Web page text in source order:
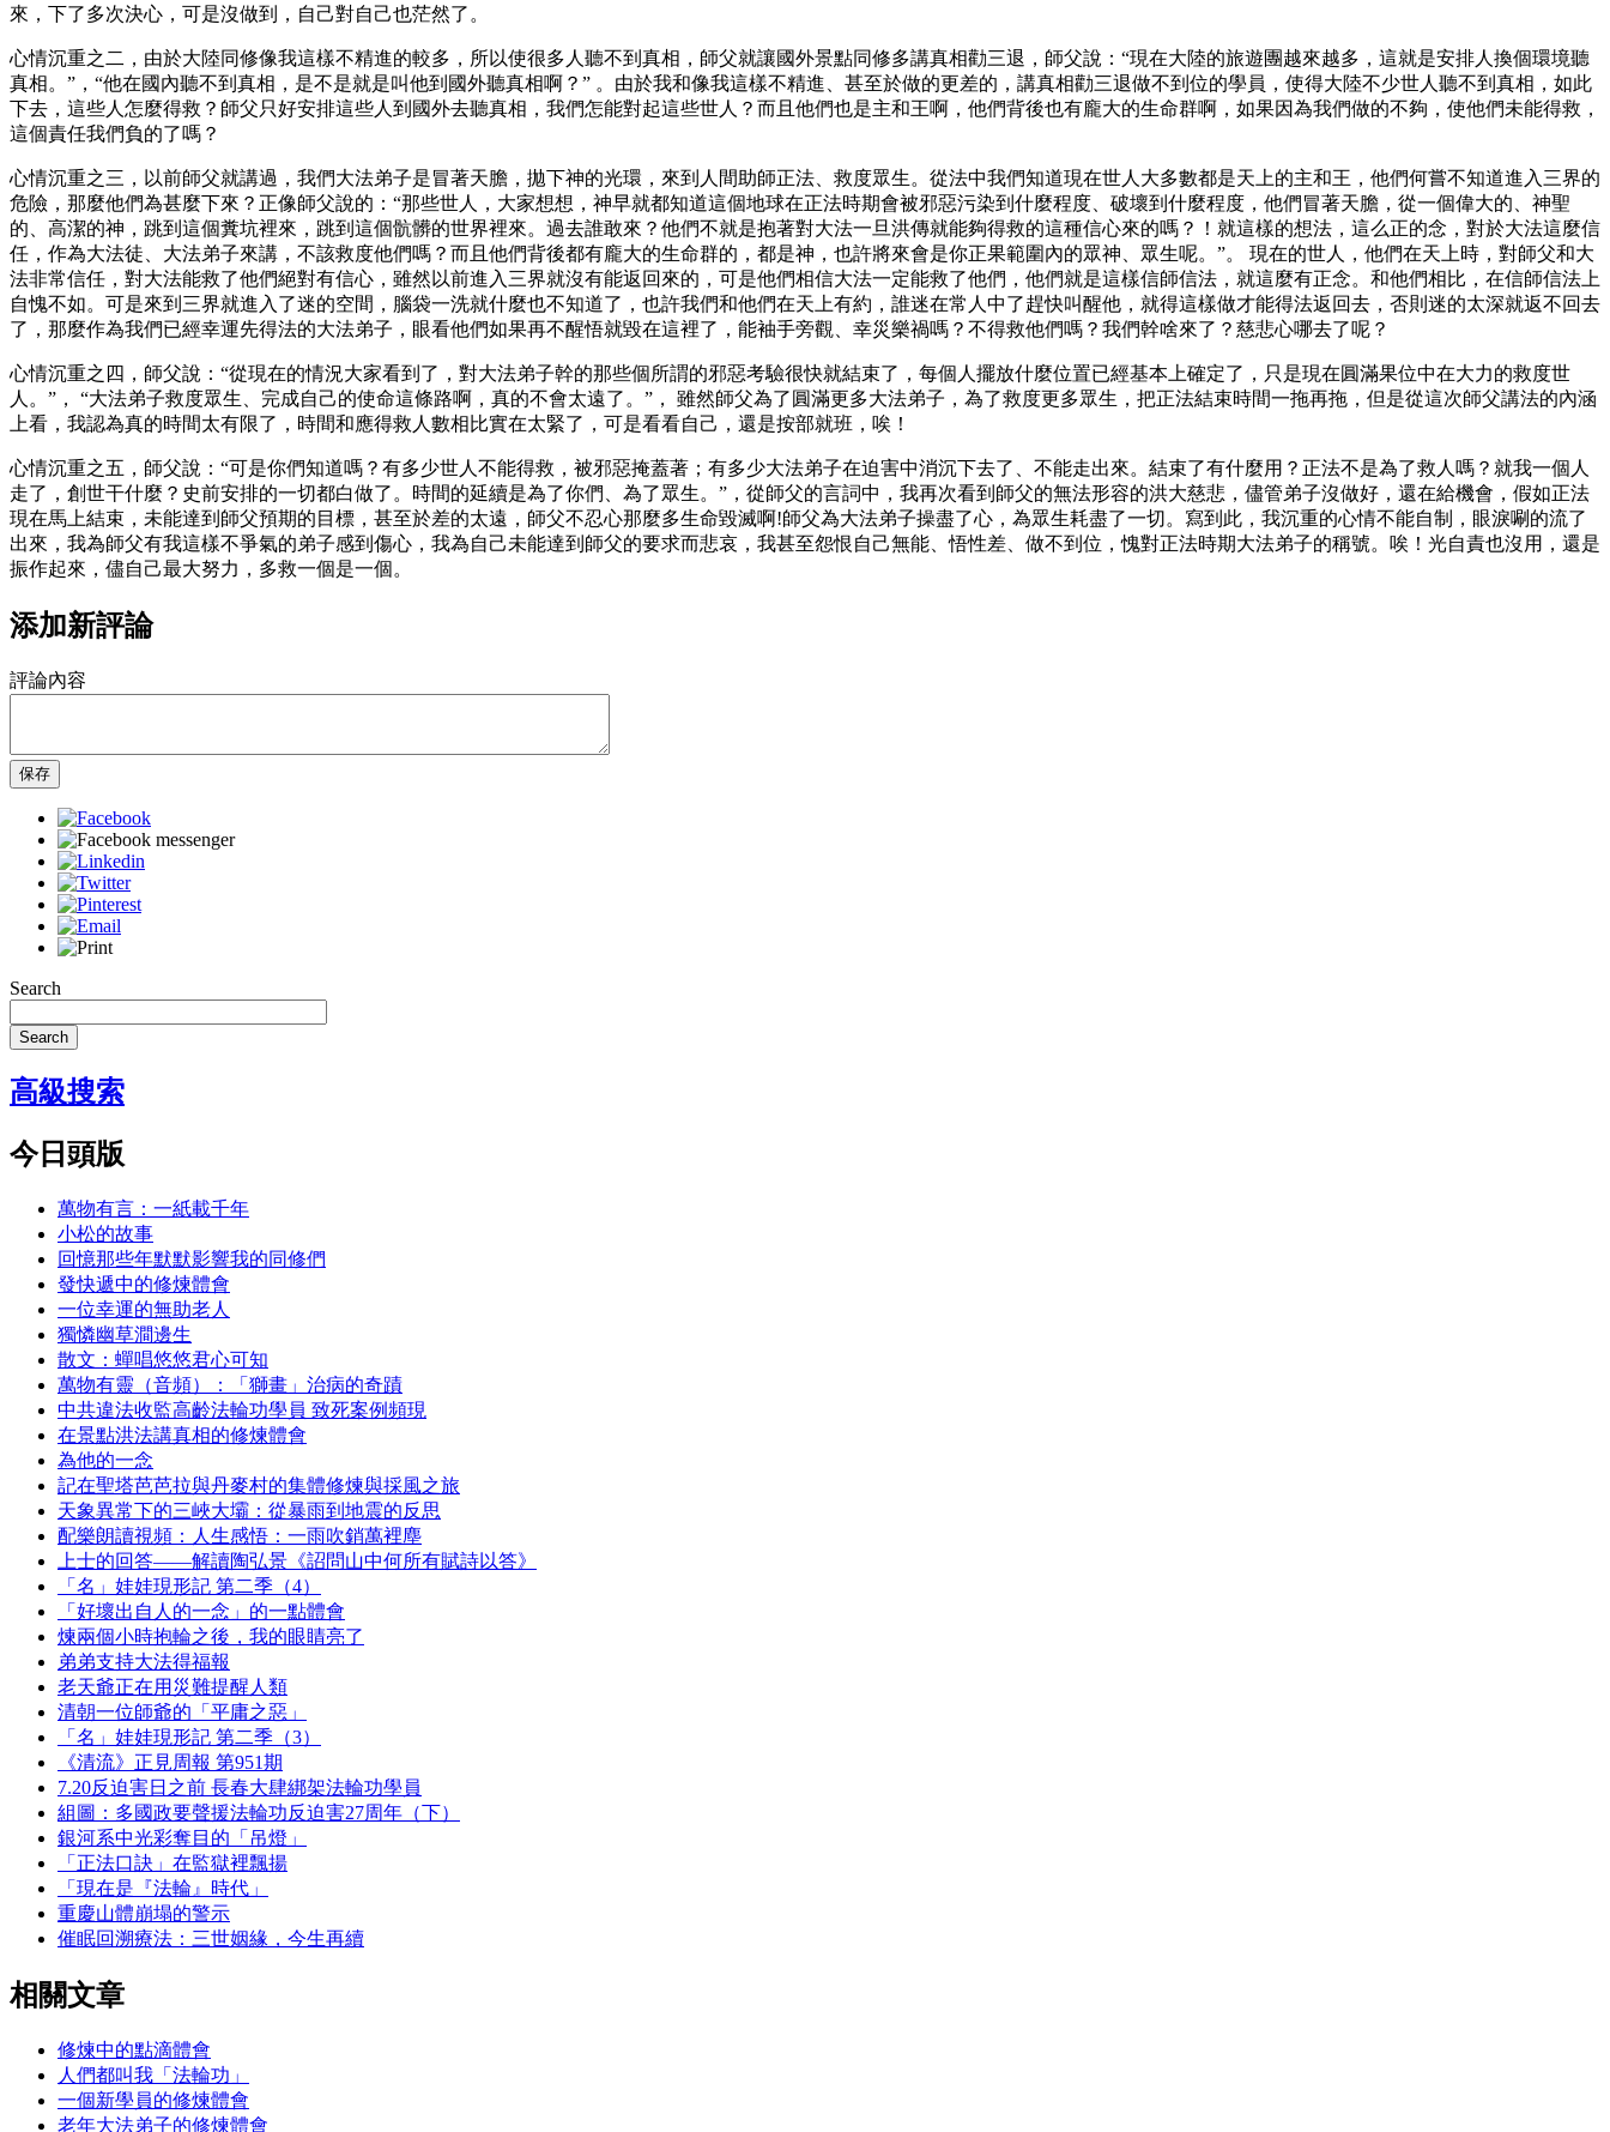
來，下了多次決心，可是沒做到，自己對自己也茫然了。
心情沉重之二，由於大陸同修像我這樣不精進的較多，所以使很多人聽不到真相，師父就讓國外景點同修多講真相勸三退，師父說：“現在大陸的旅遊團越來越多，這就是安排人換個環境聽
真相。”，“他在國內聽不到真相，是不是就是叫他到國外聽真相啊？” 。由於我和像我這樣不精進、甚至於做的更差的，講真相勸三退做不到位的學員，使得大陸不少世人聽不到真相，如此
下去，這些人怎麼得救？師父只好安排這些人到國外去聽真相，我們怎能對起這些世人？而且他們也是主和王啊，他們背後也有龐大的生命群啊，如果因為我們做的不夠，使他們未能得救，
這個責任我們負的了嗎？
心情沉重之三，以前師父就講過，我們大法弟子是冒著天膽，拋下神的光環，來到人間助師正法、救度眾生。從法中我們知道現在世人大多數都是天上的主和王，他們何嘗不知道進入三界的
危險，那麼他們為甚麼下來？正像師父說的：“那些世人，大家想想，神早就都知道這個地球在正法時期會被邪惡污染到什麼程度、破壞到什麼程度，他們冒著天膽，從一個偉大的、神聖
的、高潔的神，跳到這個糞坑裡來，跳到這個骯髒的世界裡來。過去誰敢來？他們不就是抱著對大法一旦洪傳就能夠得救的這種信心來的嗎？！就這樣的想法，這么正的念，對於大法這麼信
任，作為大法徒、大法弟子來講，不該救度他們嗎？而且他們背後都有龐大的生命群的，都是神，也許將來會是你正果範圍內的眾神、眾生呢。”。 現在的世人，他們在天上時，對師父和大
法非常信任，對大法能救了他們絕對有信心，雖然以前進入三界就沒有能返回來的，可是他們相信大法一定能救了他們，他們就是這樣信師信法，就這麼有正念。和他們相比，在信師信法上
自愧不如。可是來到三界就進入了迷的空間，腦袋一洗就什麼也不知道了，也許我們和他們在天上有約，誰迷在常人中了趕快叫醒他，就得這樣做才能得法返回去，否則迷的太深就返不回去
了，那麼作為我們已經幸運先得法的大法弟子，眼看他們如果再不醒悟就毀在這裡了，能袖手旁觀、幸災樂禍嗎？不得救他們嗎？我們幹啥來了？慈悲心哪去了呢？
心情沉重之四，師父說：“從現在的情況大家看到了，對大法弟子幹的那些個所謂的邪惡考驗很快就結束了，每個人擺放什麼位置已經基本上確定了，只是現在圓滿果位中在大力的救度世
人。”， “大法弟子救度眾生、完成自己的使命這條路啊，真的不會太遠了。”， 雖然師父為了圓滿更多大法弟子，為了救度更多眾生，把正法結束時間一拖再拖，但是從這次師父講法的內涵
上看，我認為真的時間太有限了，時間和應得救人數相比實在太緊了，可是看看自己，還是按部就班，唉！
心情沉重之五，師父說：“可是你們知道嗎？有多少世人不能得救，被邪惡掩蓋著；有多少大法弟子在迫害中消沉下去了、不能走出來。結束了有什麼用？正法不是為了救人嗎？就我一個人
走了，創世干什麼？史前安排的一切都白做了。時間的延續是為了你們、為了眾生。”，從師父的言詞中，我再次看到師父的無法形容的洪大慈悲，儘管弟子沒做好，還在給機會，假如正法
現在馬上結束，未能達到師父預期的目標，甚至於差的太遠，師父不忍心那麼多生命毀滅啊!師父為大法弟子操盡了心，為眾生耗盡了一切。寫到此，我沉重的心情不能自制，眼淚唰的流了
出來，我為師父有我這樣不爭氣的弟子感到傷心，我為自己未能達到師父的要求而悲哀，我甚至怨恨自己無能、悟性差、做不到位，愧對正法時期大法弟子的稱號。唉！光自責也沒用，還是
振作起來，儘自己最大努力，多救一個是一個。
添加新評論
評論內容
保存
Search
Search
高級搜索
今日頭版
萬物有言：一紙載千年
小松的故事
回憶那些年默默影響我的同修們
發快遞中的修煉體會
一位幸運的無助老人
獨憐幽草澗邊生
散文：蟬唱悠悠君心可知
萬物有靈（音頻）：「獅畫」治病的奇蹟
中共違法收監高齡法輪功學員 致死案例頻現
在景點洪法講真相的修煉體會
為他的一念
記在聖塔芭芭拉與丹麥村的集體修煉與採風之旅
天象異常下的三峽大壩：從暴雨到地震的反思
配樂朗讀視頻：人生感悟：一雨吹銷萬裡塵
上士的回答——解讀陶弘景《詔問山中何所有賦詩以答》
「名」娃娃現形記 第二季（4）
「好壞出自人的一念」的一點體會
煉兩個小時抱輪之後，我的眼睛亮了
弟弟支持大法得福報
老天爺正在用災難提醒人類
清朝一位師爺的「平庸之惡」
「名」娃娃現形記 第二季（3）
《清流》正見周報 第951期
7.20反迫害日之前 長春大肆綁架法輪功學員
組圖：多國政要聲援法輪功反迫害27周年（下）
銀河系中光彩奪目的「吊燈」
「正法口訣」在監獄裡飄揚
「現在是『法輪』時代」
重慶山體崩塌的警示
催眠回溯療法：三世姻緣，今生再續
相關文章
修煉中的點滴體會
人們都叫我「法輪功」
一個新學員的修煉體會
老年大法弟子的修煉體會